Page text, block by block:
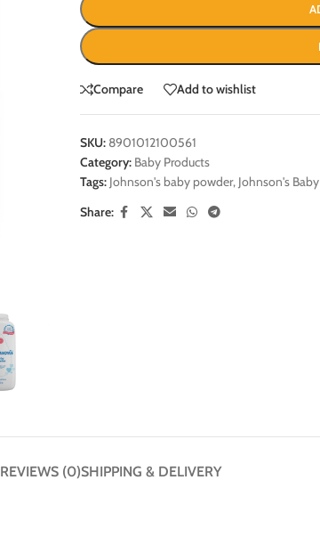
Compare Add to wishlist
SKU: 8901012100561
Category: Baby Products
Tags: Johnson's baby powder, Johnson's
Share:
REVIEWS (0)SHIPPING & DELIVERY